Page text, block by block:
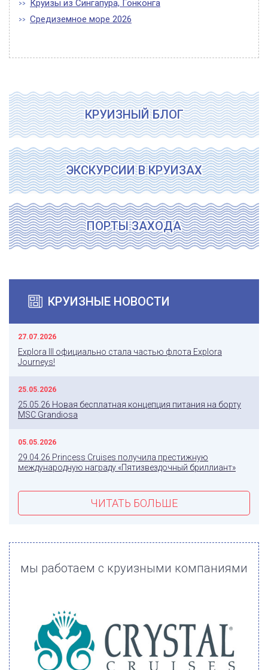
Круизы из Сингапура, Гонконга
Средиземное море 2026
КРУИЗНЫЙ БЛОГ
ЭКСКУРСИИ В КРУИЗАХ
ПОРТЫ ЗАХОДА
КРУИЗНЫЕ НОВОСТИ
27.07.2026
Explora III официально стала частью флота Explora
Journeys!
25.05.2026
25.05.26 Новая бесплатная концепция питания на борту
MSC Grandiosa
05.05.2026
29.04.26 Princess Cruises получила престижную
международную награду «Пятизвездочный бриллиант»
ЧИТАТЬ БОЛЬШЕ
мы работаем с круизными компаниями